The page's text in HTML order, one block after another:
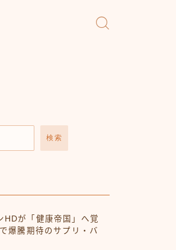
検索
HDが「健康帝国」へ覚
爆騰期待のサプリ・バ